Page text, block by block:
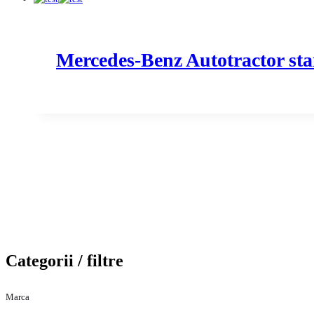
Mercedes-Benz Autotractor
Categorii / filtre
Marca